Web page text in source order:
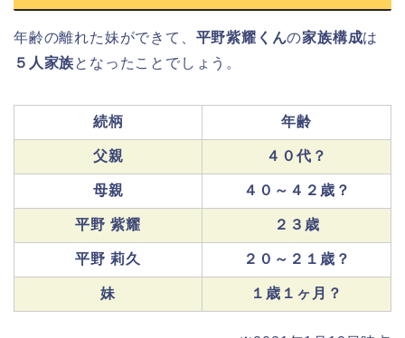
年齢の離れた妹ができて、 平野紫耀くんの家族構成は
５人家族となったことでしょう。
続柄 年齢
父親 ４０代？
母親 ４０～４２歳？
平野 紫耀 ２３歳
平野 莉久 ２０～２１歳？
妹 １歳１ヶ月？